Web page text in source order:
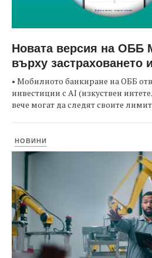
Новата версия на ОББ
върху застраховането
• Мобилното банкиране на ОББ
инвестиции с AI (изкуствен
вече могат да следят своите
НОВИНИ